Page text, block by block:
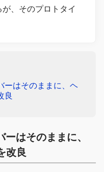
、そのプロトタイ
ーはそのままに、ヘ
良
はそのままに、
改良